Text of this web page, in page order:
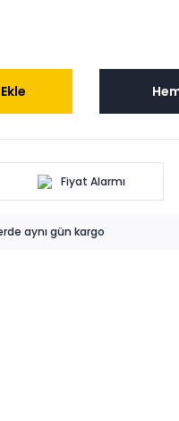
Fiyat Alarmı
aynı gün kargo